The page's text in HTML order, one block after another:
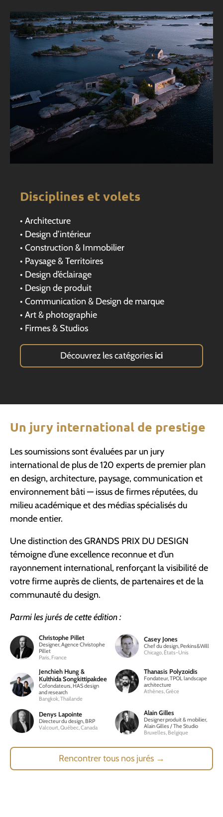
Disciplines et volets
• Architecture
• Design d’intérieur
• Construction & Immobilier
• Paysage & Territoires
• Design d’éclairage
• Design de produit
• Communication & Design de marque
• Art & photographie
• Firmes & Studios
Découvrez les catégories ici
Un jury international de prestige
Les soumissions sont évaluées par un jury
international de plus de 120 experts de premier plan
en design, architecture, paysage, communication et
environnement bâti — issus de firmes réputées, du
milieu académique et des médias spécialisés du
monde entier.
Une distinction des GRANDS PRIX DU DESIGN
témoigne d’une excellence reconnue et d’un
rayonnement international, renforçant la visibilité de
votre firme auprès de clients, de partenaires et de la
communauté du design.
Parmi les jurés de cette édition :
Christophe Pillet
Designer, Agence Christophe
Pillet
Paris, France
Casey Jones
Chef du design, Perkins&Will
Chicago, États-Unis
Jenchieh Hung &
Kulthida Songkittipakdee
Cofondateurs, HAS design
and research
Bangkok, Thaïlande
Thanasis Polyzoidis
Fondateur, TPOL landscape
architecture
Athènes, Grèce
Denys Lapointe
Directeur du design, BRP
Valcourt, Québec, Canada
Alain Gilles
Designer produit & mobilier,
Alain Gilles / The Studio
Bruxelles, Belgique
Rencontrer tous nos jurés →